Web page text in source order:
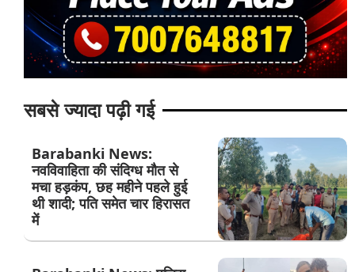
सबसे ज्यादा पढ़ी गई
Barabanki News:
नवविवाहिता की संदिग्ध मौत से
मचा हड़कंप, छह महीने पहले हुई
थी शादी; पति समेत चार हिरासत
में